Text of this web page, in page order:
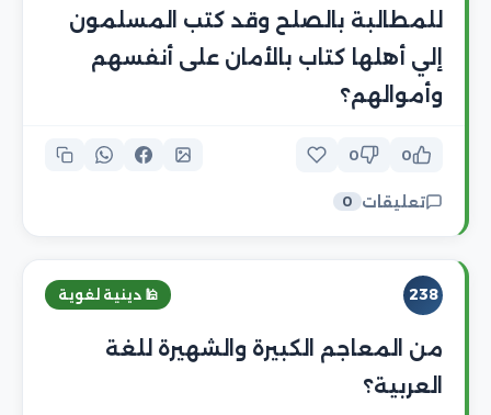
للمطالبة بالصلح وقد كتب المسلمون
إلي أهلها كتاب بالأمان على أنفسهم
وأموالهم؟
0
0
تعليقات 0
238 🕌 دينية لغوية
من المعاجم الكبيرة والشهيرة للغة
العربية؟